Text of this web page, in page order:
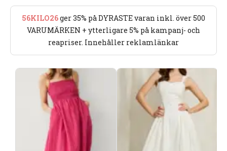
56KILO26ger 35% på DYRASTE varan inkl. över 500
VARUMÄRKEN + ytterligare 5% på kampanj- och
reapriser. Innehåller reklamlänkar